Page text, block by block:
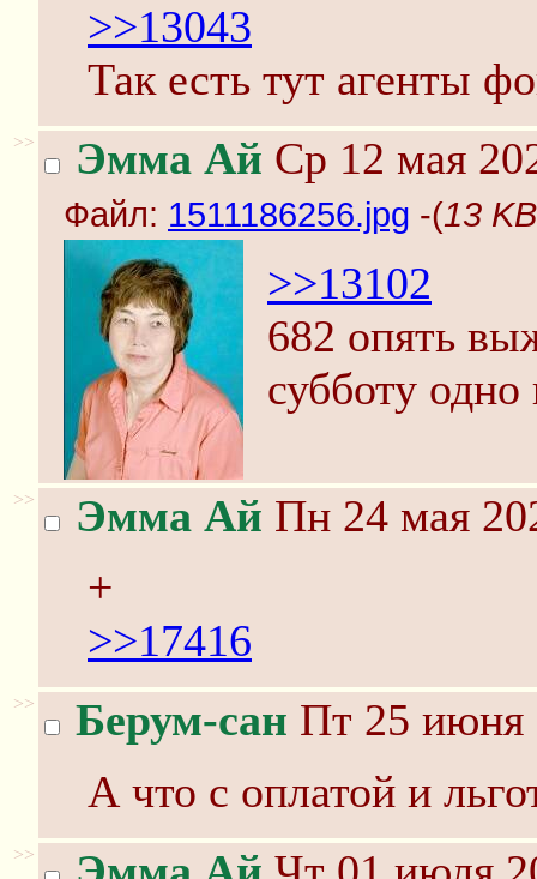
>>13043
Так есть тут агенты
>> Эмма Ай Ср 12 мая
Файл: 1511186256.jpg -(13
>>13102
682 опять
субботу
>> Эмма Ай Пн 24 мая
+
>>17416
>> Берум-сан Пт 25 июня
А что с оплатой и
>>